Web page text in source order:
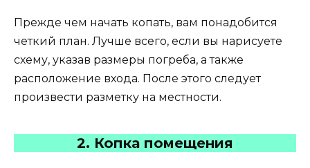
Прежде чем начать копать, вам понадобится
четкий план. Лучше всего, если вы нарисуете
схему, указав размеры погреба, а также
расположение входа. После этого следует
произвести разметку на местности.
2. Копка помещения